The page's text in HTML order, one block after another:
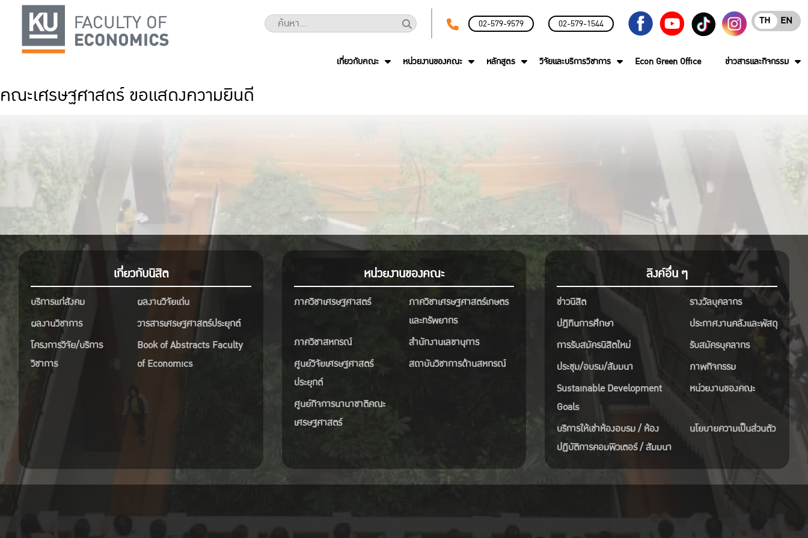
02-579-9579 02-579-1544 EN
TH
เกี่ยวกับคณะ หน่วยงานของคณะ หลักสูตร วิจัยและบริการวิชาการ Econ Green Office ข่าวสารและกิจกรรม
คณะเศรษฐศาสตร์ ขอแสดงความยินดี
เกี่ยวกับนิสิต
บริการแก่สังคม
ผลงานวิจัยเด่น
ผลงานวิชาการ
วารสารเศรษฐศาสตร์ประยุกต์
โครงการวิจัย/บริการ
วิชาการ
Book of Abstracts Faculty
of Economics
หน่วยงานของคณะ
ภาควิชาเศรษฐศาสตร์
ภาควิชาเศรษฐศาสตร์เกษตร
และทรัพยากร
ภาควิชาสหกรณ์
สำนักงานเลขานุการ
ศูนย์วิจัยเศรษฐศาสตร์
ประยุกต์
สถาบันวิชาการด้านสหกรณ์
ศูนย์กิจการนานาชาติคณะ
เศรษฐศาสตร์
ลิงค์อื่น ๆ
ข่าวนิสิต
รางวัลบุคลากร
ปฎิทินการศึกษา
ประกาศงานคลังและพัสดุ
การรับสมัครนิสิตใหม่
รับสมัครบุคลากร
ประชุม/อบรม/สัมมนา
ภาพกิจกรรม
Sustainable Development
Goals
หน่วยงานของคณะ
บริการให้เช่าห้องอบรม / ห้อง
ปฏิบัติการคอมพิวเตอร์ / สัมมนา
นโยบายความเป็นส่วนตัว